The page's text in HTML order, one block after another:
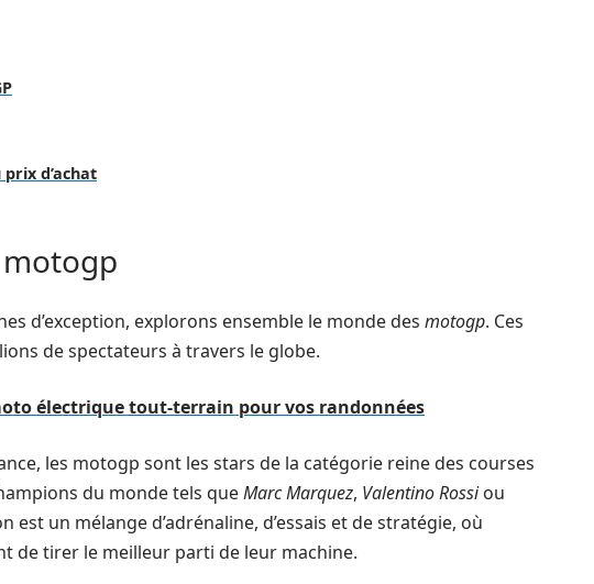
d’achat
motogp
d’exception, explorons ensemble le monde des motogp. Ces
de spectateurs à travers le globe.
électrique tout-terrain pour vos randonnées
les motogp sont les stars de la catégorie reine des courses
du monde tels queMarc Marquez, Valentino Rossiou
est un mélange d’adrénaline, d’essais et de stratégie, où
de tirer le meilleur parti de leur machine.